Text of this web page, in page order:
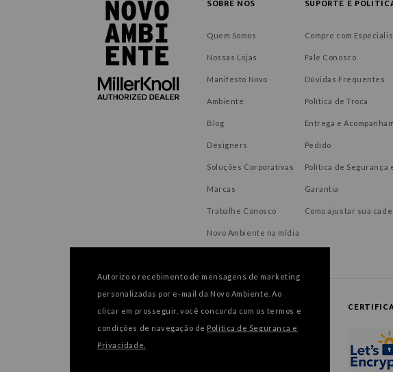
SOBRE NÓS
Quem Somos
Nossas Lojas
Manifesto Novo
Ambiente
Blog
Designers
Soluções Corporativas
Marcas
Trabalhe Conosco
Novo Ambiente na mídia
SUPORTE E
Compre com
Fale Conosco
Dúvidas Frequentes
Política de Troca
Entrega e
Pedido
Política de Segurança
Garantia
Como ajustar sua
FORMAS DE PAGAMENTO
Autorizo o recebimento de mensagens de marketing
personalizadas por e-mail da Novo Ambiente. Ao
clicar em prosseguir, você concorda com os termos e
condições de navegação de Política de Segurança e
Privacidade.